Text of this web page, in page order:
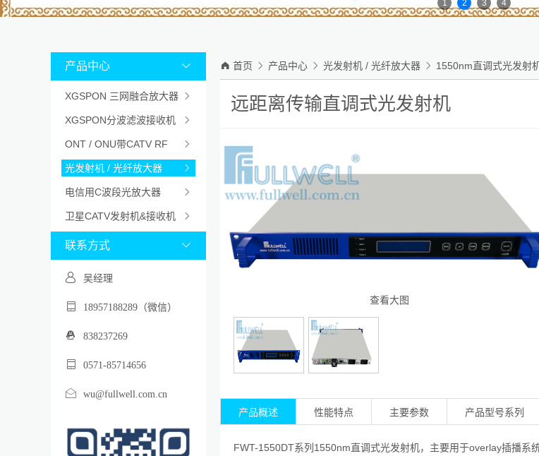
1 2 3 4

产品中心
XGSPON 三网融合放大器 
XGSPON分波滤波接收机 
ONT / ONU带CATV RF 
光发射机 / 光纤放大器 
电信用C波段光放大器 
卫星CATV发射机&接收机 

联系方式
吴经理
18957188289（微信）
838237269
0571-85714656
wu@fullwell.com.cn
 首页  产品中心  光发射机 / 光纤放大器  1550nm直调式光发射
远距离传输直调式光发射机
查看大图
产品概述 性能特点 主要参数 产品型号系列
FWT-1550DT系列1550nm直调式光发射机，主要用于overlay插播